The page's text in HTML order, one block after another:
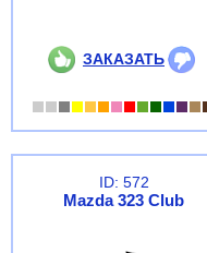
ЗАКАЗАТЬ
ID: 572
Mazda 323 Club